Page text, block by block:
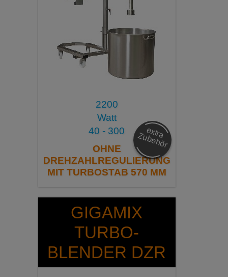
e
x
tra
Z
u
b
e
h
ö
r
2200
Watt
40 - 300
OHNE
DREHZAHLREGULIERUNG
MIT TURBOSTAB 570 MM
GIGAMIX
TURBO-
BLENDER DZR